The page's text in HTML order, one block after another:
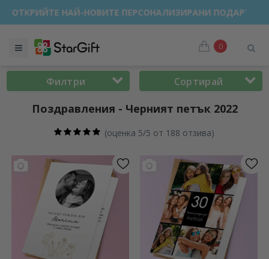
🌴 ДО -40% ОТСТЪПКА ЗА НАД 100
0
Филтри Сортирай
Поздравления - Черният петък 2022
(оценка 5/5 от 188 отзива)